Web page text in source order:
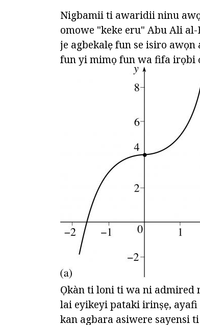
Nigbamii ti awaridii ninu
omowe "keke eru" Abu Ali
je agbekalẹ fun se isiro
fun yi mimọ fun wa fifa irọbi
Ọkàn ti loni ti wa ni admired
lai eyikeyi pataki irinṣẹ,
kan agbara asiwere sayensi